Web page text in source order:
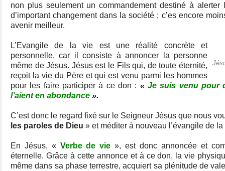
non plus seulement un commandement destiné à
d’important changement dans la société ; c’es encore
avenir meilleur.
L’Evangile de la vie est une réalité concrète et
personnelle, car il consiste à annoncer la personne
même de Jésus. Jésus est le Fils qui, de toute éternité,
reçoit la vie du Père et qui est venu parmi les hommes
pour les faire participer à ce don : «Je suis venu pour
l’aient en abondance ».
C’est donc le regard fixé sur le Seigneur Jésus que nous
les paroles de Dieu » et méditer à nouveau l’évangile de la
En Jésus, « Verbe de vie », est donc annoncée et
éternelle. Grâce à cette annonce et à ce don, la vie
même dans sa phase terrestre, acquiert sa plénitude de